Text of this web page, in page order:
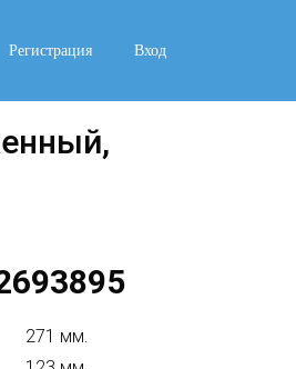
Регистрация Вход
271 мм.